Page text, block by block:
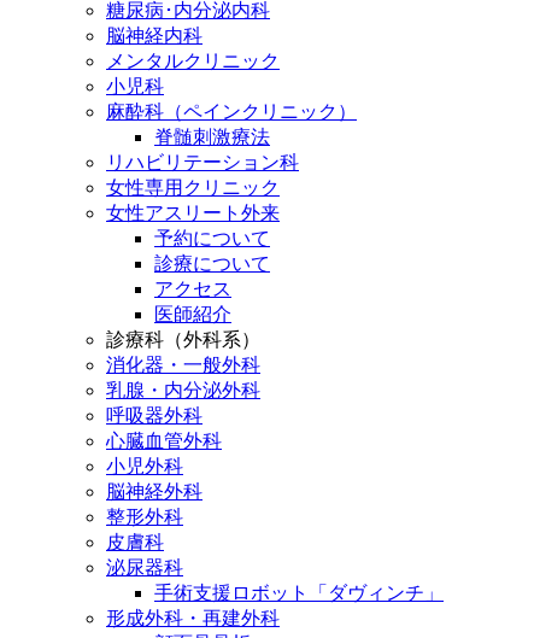
糖尿病･内分泌内科
脳神経内科
メンタルクリニック
小児科
麻酔科（ペインクリニック）
脊髄刺激療法
リハビリテーション科
女性専用クリニック
女性アスリート外来
予約について
診療について
アクセス
医師紹介
診療科（外科系）
消化器・一般外科
乳腺・内分泌外科
呼吸器外科
心臓血管外科
小児外科
脳神経外科
整形外科
皮膚科
泌尿器科
手術支援ロボット「ダヴィンチ」
形成外科・再建外科